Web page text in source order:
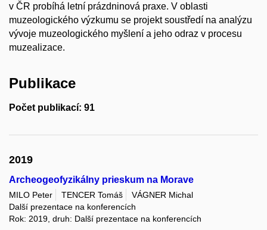
v ČR probíhá letní prázdninová praxe. V oblasti
muzeologického výzkumu se projekt soustředí na analýzu
vývoje muzeologického myšlení a jeho odraz v procesu
muzealizace.
Publikace
Počet publikací: 91
2019
Archeogeofyzikálny prieskum na Morave
MILO Peter TENCER Tomáš
VÁGNER Michal
Další prezentace na konferencích
Rok: 2019, druh: Další prezentace na konferencích